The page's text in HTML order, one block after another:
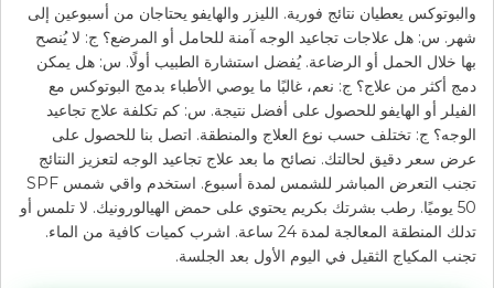
والبوتوكس يعطيان نتائج فورية. الليزر والهايفو يحتاجان من أسبوعين إلى
شهر. س: هل علاجات تجاعيد الوجه آمنة للحامل أو المرضع؟ ج: لا يُنصح
بها خلال الحمل أو الرضاعة. يُفضل استشارة الطبيب أولًا. س: هل يمكن
دمج أكثر من علاج؟ ج: نعم، غالبًا ما يوصي الأطباء بدمج البوتوكس مع
الفيلر أو الهايفو للحصول على أفضل نتيجة. س: كم تكلفة علاج تجاعيد
الوجه؟ ج: تختلف حسب نوع العلاج والمنطقة. اتصل بنا للحصول على
عرض سعر دقيق لحالتك. نصائح ما بعد علاج تجاعيد الوجه لتعزيز النتائج
تجنب التعرض المباشر للشمس لمدة أسبوع. استخدم واقي شمس SPF
50 يوميًا. رطب بشرتك بكريم يحتوي على حمض الهيالورونيك. لا تلمس أو
تدلك المنطقة المعالجة لمدة 24 ساعة. اشرب كميات كافية من الماء.
تجنب المكياج الثقيل في اليوم الأول بعد الجلسة.